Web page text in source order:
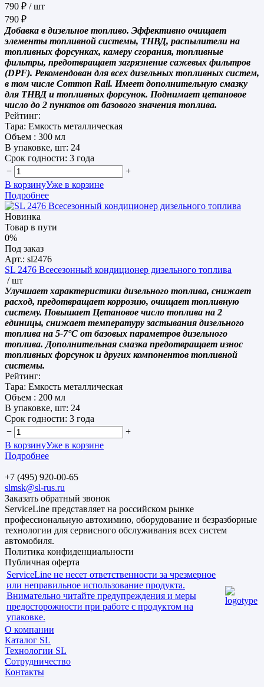
790 ₽ / шт
790 ₽
Добавка в дизельное топливо. Эффективно очищает
элементы топливной системы, ТНВД, распылители на
топливных форсунках, камеру сгорания, топливные
фильтры, предотвращает загрязнение сажевых фильтров
(DPF). Рекомендован для всех дизельных топливных систем,
в том числе Common Rail. Имеет дополнительную смазку
для ТНВД и топливных форсунок. Поднимает цетановое
число до 2 пунктов от базового значения топлива.
Рейтинг:
Тара: Емкость металлическая
Объем : 300 мл
В упаковке, шт: 24
Срок годности: 3 года
−
+
В корзинуУже в корзине
Подробнее
Новинка
Товар в пути
0%
Под заказ
Арт.: sl2476
SL 2476 Всесезонный кондиционер дизельного топлива
/ шт
Улучшает характеристики дизельного топлива, снижает
расход, предотвращает коррозию, очищает топливную
систему. Повышает Цетановое число топлива на 2
единицы, снижает температуру застывания дизельного
топлива на 5-7°С от базовых параметров дизельного
топлива. Дополнительная смазка предотвращает износ
топливных форсунок и других компонентов топливной
системы.
Рейтинг:
Тара: Емкость металлическая
Объем : 200 мл
В упаковке, шт: 24
Срок годности: 3 года
−
+
В корзинуУже в корзине
Подробнее
+7 (495) 920-00-65
slmsk@sl-rus.ru
Заказать обратный звонок
ServiceLine представляет на российском рынке
профессиональную автохимию, оборудование и безразборные
технологии для сервисного обслуживания всех систем
автомобиля.
Политика конфиденциальности
Публичная оферта
ServiceLine не несет ответственности за чрезмерное
или неправильное использование продукта.
Внимательно читайте предупреждения и меры
предосторожности при работе с продуктом на
упаковке.
О компании
Каталог SL
Технологии SL
Сотрудничество
Контакты